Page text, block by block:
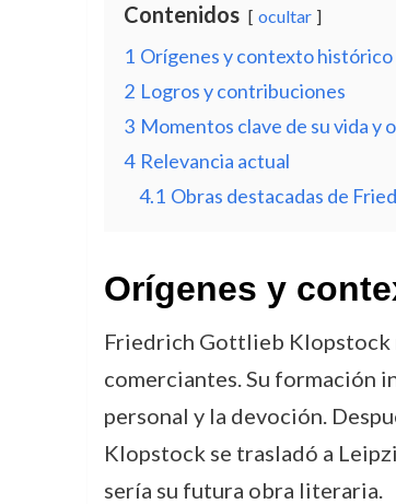
Contenidos ocultar
1 Orígenes y contexto histórico
2 Logros y contribuciones
3 Momentos clave de su vida y
4 Relevancia actual
4.1 Obras destacadas de
Orígenes y
Friedrich Gottlieb Klopstock
comerciantes. Su formación
personal y la devoción.
Klopstock se trasladó a
sería su futura obra literaria.